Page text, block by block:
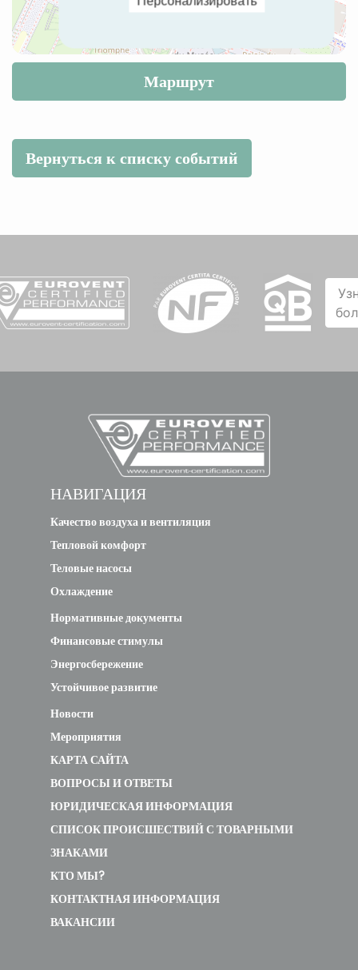
Маршрут
Вернуться к списку событий
НАВИГАЦИЯ
Качество воздуха и вентиляция
Тепловой комфорт
Теловые насосы
Охлаждение
Нормативные документы
Финансовые стимулы
Энергосбережение
Устойчивое развитие
Новости
Мероприятия
КАРТА САЙТА
ВОПРОСЫ И ОТВЕТЫ
ЮРИДИЧЕСКАЯ ИНФОРМАЦИЯ
СПИСОК ПРОИСШЕСТВИЙ С ТОВАРНЫМИ
ЗНАКАМИ
КТО МЫ?
КОНТАКТНАЯ ИНФОРМАЦИЯ
ВАКАНСИИ